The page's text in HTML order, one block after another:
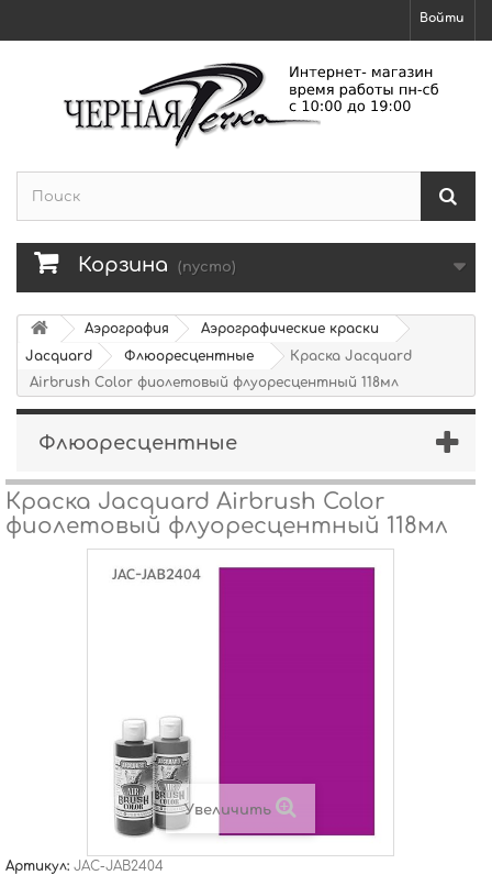
Войти
Корзина (пусто)
Аэрография
Аэрографические краски
Jacquard
Флюоресцентные
Краска Jacquard
Airbrush Color фиолетовый флуоресцентный 118мл
Флюоресцентные
Краска Jacquard Airbrush Color
фиолетовый флуоресцентный 118мл
Увеличить
Артикул: JAC-JAB2404